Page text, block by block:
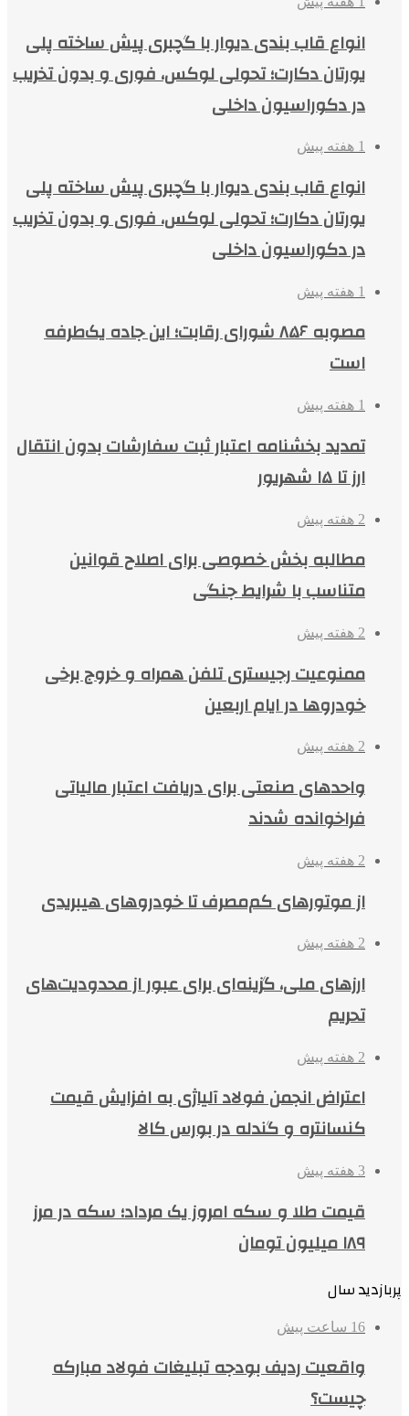
انواع قاب بندی دیوار با گچبری پیش ساخته پلی
یورتان دکارت؛ تحولی لوکس، فوری و بدون تخریب
در دکوراسیون داخلی
1 هفته پیش
انواع قاب بندی دیوار با گچبری پیش ساخته پلی
یورتان دکارت؛ تحولی لوکس، فوری و بدون تخریب
در دکوراسیون داخلی
1 هفته پیش
مصوبه ۸۵۶ شورای رقابت؛ این جاده یک‌طرفه
است
1 هفته پیش
تمدید بخشنامه اعتبار ثبت سفارشات بدون انتقال
ارز تا ۱۵ شهریور
2 هفته پیش
مطالبه بخش خصوصی برای اصلاح قوانین
متناسب با شرایط جنگی
2 هفته پیش
ممنوعیت رجیستری تلفن همراه و خروج برخی
خودروها در ایام اربعین
2 هفته پیش
واحدهای صنعتی برای دریافت اعتبار مالیاتی
فراخوانده شدند
2 هفته پیش
از موتورهای کم‌مصرف تا خودروهای هیبریدی
2 هفته پیش
ارزهای ملی، گزینه‌ای برای عبور از محدودیت‌های
تحریم
2 هفته پیش
اعتراض انجمن فولاد آلیاژی به افزایش قیمت
کنسانتره و گندله در بورس کالا
3 هفته پیش
قیمت طلا و سکه امروز یک مرداد؛ سکه در مرز
۱۸۹ میلیون تومان
پربازدید سال
16 ساعت پیش
واقعیت ردیف بودجه تبلیغات فولاد مبارکه
چیست؟